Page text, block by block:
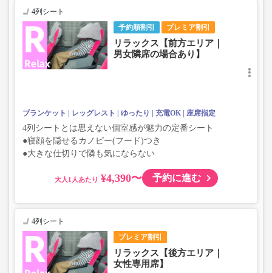
予約順割引 プレミア割引
4列シート
リラックス【前方エリア｜
男女隣席の場合あり】
ブランケット レッグレスト ゆったり 充電OK 座席指定
4列シートとは思えない個室感が魅力の定番シート
●寝顔を隠せるカノピー(フード)つき
●大きな仕切りで隣も気にならない
大人 ¥4,390〜 予約に進む
プレミア割引
4列シート
リラックス【後方エリア｜
女性専用席】